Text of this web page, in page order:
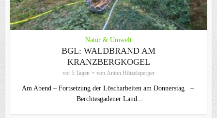
Natur & Umwelt
BGL: WALDBRAND AM
KRANZBERGKOGEL
vor 5 Tagen von Anton Hötzelsperger
Am Abend – Fortsetzung der Löscharbeiten am Donnerstag –
Berchtesgadener Land...